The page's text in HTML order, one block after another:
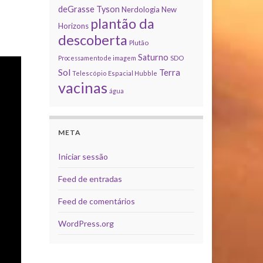
deGrasse Tyson Nerdologia New
Horizons plantão da
descoberta Plutão
Processamento de imagem Saturno SDO
Sol Telescópio Espacial Hubble Terra
vacinas água
META
Iniciar sessão
Feed de entradas
Feed de comentários
WordPress.org